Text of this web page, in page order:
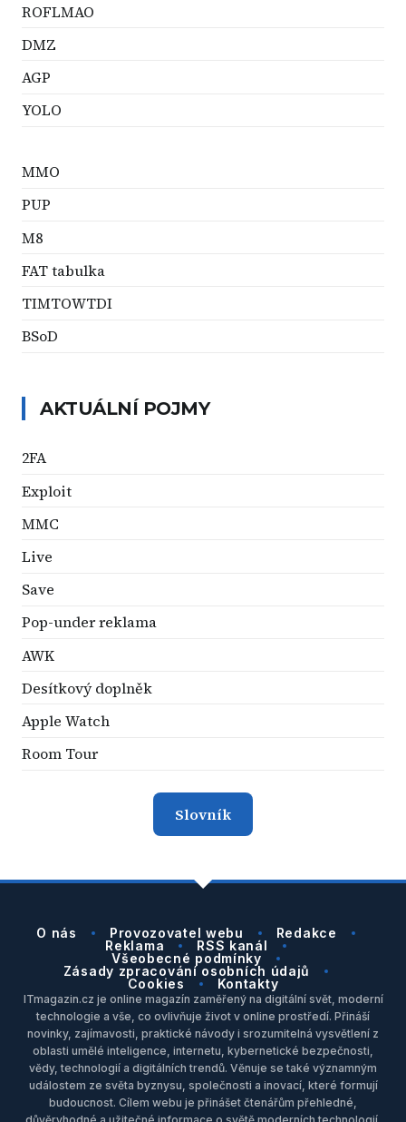
ROFLMAO
DMZ
AGP
YOLO
MMO
PUP
M8
FAT tabulka
TIMTOWTDI
BSoD
AKTUÁLNÍ POJMY
2FA
Exploit
MMC
Live
Save
Pop-under reklama
AWK
Desítkový doplněk
Apple Watch
Room Tour
Slovník
O nás Provozovatel webu
Redakce
Reklama
RSS kanál
Všeobecné podmínky
Zásady zpracování osobních údajů
Cookies
Kontakty
ITmagazin.cz je online magazín zaměřený na digitální svět, moderní
technologie a vše, co ovlivňuje život v online prostředí. Přináší
novinky, zajímavosti, praktické návody i srozumitelná vysvětlení z
oblasti umělé inteligence, internetu, kybernetické bezpečnosti,
vědy, technologií a digitálních trendů. Věnuje se také významným
událostem ze světa byznysu, společnosti a inovací, které formují
budoucnost. Cílem webu je přinášet čtenářům přehledné,